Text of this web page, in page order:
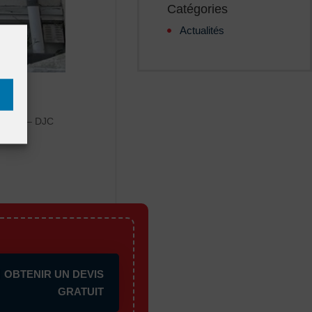
– DJC
Catégories
Actualités
OBTENIR UN DEVIS
GRATUIT